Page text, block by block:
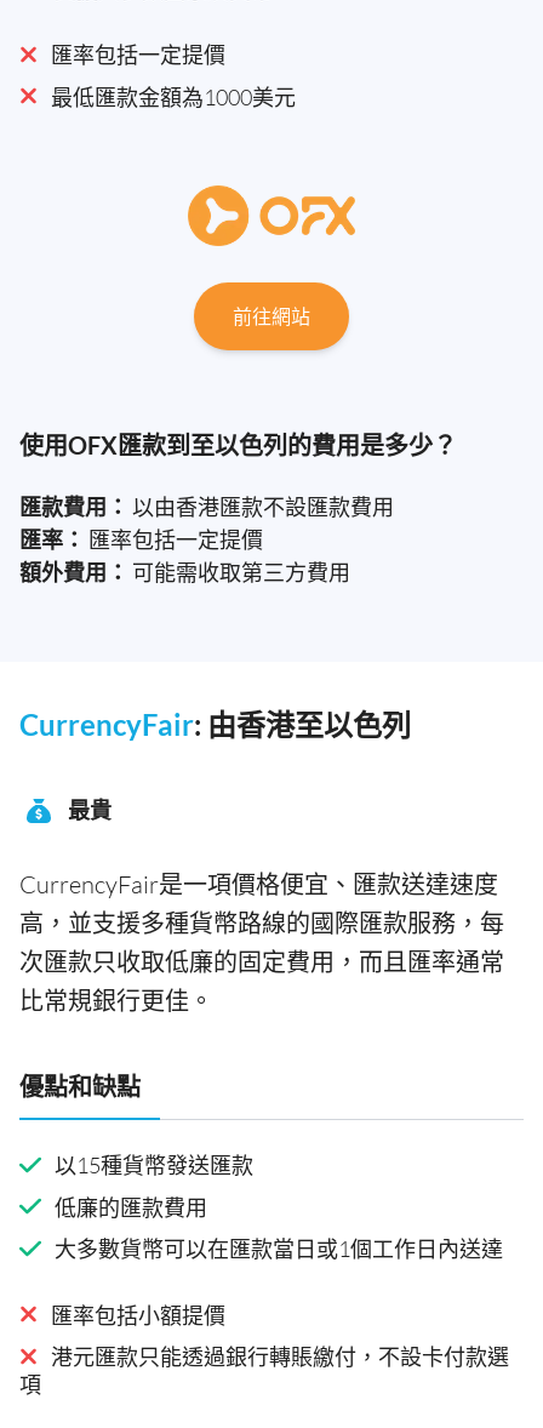
匯率包括一定提價
最低匯款金額為1000美元
前往網站
使用OFX匯款到至以色列的費用是多少？
匯款費用： 以由香港匯款不設匯款費用
匯率： 匯率包括一定提價
額外費用： 可能需收取第三方費用
CurrencyFair: 由香港至以色列
最貴
CurrencyFair是一項價格便宜、匯款送達速度
高，並支援多種貨幣路線的國際匯款服務，每
次匯款只收取低廉的固定費用，而且匯率通常
比常規銀行更佳。
優點和缺點
以15種貨幣發送匯款
低廉的匯款費用
大多數貨幣可以在匯款當日或1個工作日內送達
匯率包括小額提價
港元匯款只能透過銀行轉賬繳付，不設卡付款選
項